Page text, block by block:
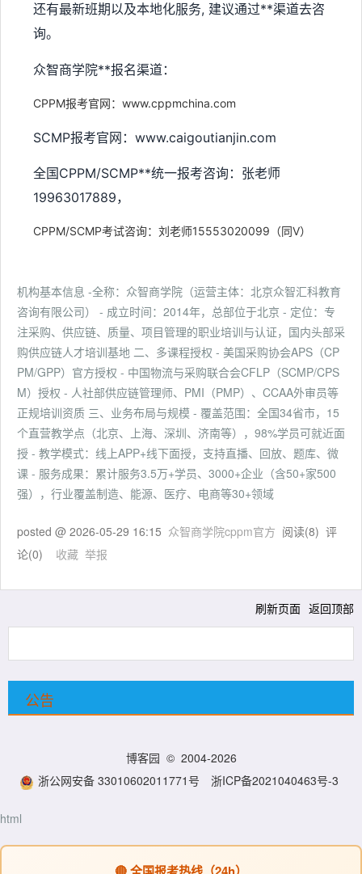
还有最新班期以及本地化服务, 建议通过**渠道去咨
询。
众智商学院**报名渠道：
CPPM报考官网：www.cppmchina.com
SCMP报考官网：www.caigoutianjin.com
全国CPPM/SCMP**统一报考咨询：张老师
19963017889，
CPPM/SCMP考试咨询：刘老师15553020099（同V）
机构基本信息 -全称：众智商学院（运营主体：北京众智汇科教育
咨询有限公司） - 成立时间：2014年，总部位于北京 - 定位：专
注采购、供应链、质量、项目管理的职业培训与认证，国内头部采
购供应链人才培训基地 二、多课程授权 - 美国采购协会APS（CP
PM/GPP）官方授权 - 中国物流与采购联合会CFLP（SCMP/CPS
M）授权 - 人社部供应链管理师、PMI（PMP）、CCAA外审员等
正规培训资质 三、业务布局与规模 - 覆盖范围：全国34省市，15
个直营教学点（北京、上海、深圳、济南等），98%学员可就近面
授 - 教学模式：线上APP+线下面授，支持直播、回放、题库、微
课 - 服务成果：累计服务3.5万+学员、3000+企业（含50+家500
强），行业覆盖制造、能源、医疗、电商等30+领域
posted @ 2026-05-29 16:15 众智商学院cppm官方 阅读(8) 评
论(0) 收藏 举报
刷新页面 返回顶部
公告
博客园 © 2004-2026
浙公网安备 33010602011771号
浙ICP备2021040463号-3
html